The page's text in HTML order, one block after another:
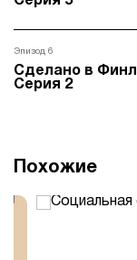
Эпизод 6
Сделано в
Серия 2
Похожие